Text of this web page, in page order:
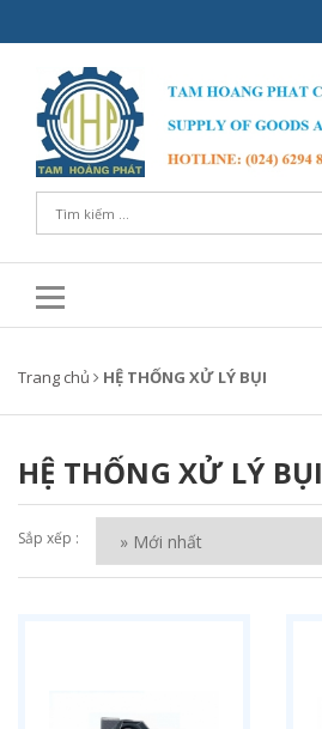
Trang chủ HỆ THỐNG XỬ LÝ BỤI
HỆ THỐNG XỬ LÝ BỤI
Sắp xếp :